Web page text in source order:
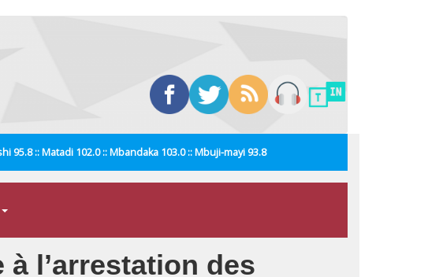
95.8 :: Matadi 102.0 :: Mbandaka 103.0 :: Mbuji-mayi 93.8
l’arrestation des